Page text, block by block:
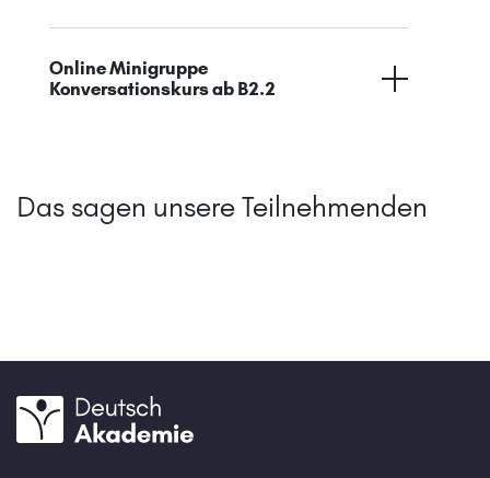
Online Minigruppe
Konversationskurs ab B2.2
Das sagen unsere Teilnehmenden